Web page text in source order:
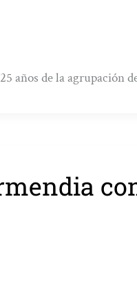
años de la agrupación